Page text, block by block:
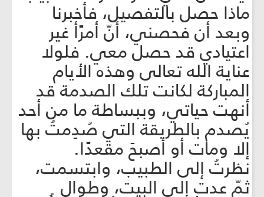
ماذا حصل بالتفصيل، فأخبرنا
وبعد أن فحصني، أنّ أمرًأ غير
اعتيادي قد حصل معي. فلولا
عناية الله تعالى وهذه الأيام
المباركة لكانت تلك الصدمة قد
أنهت حياتي، وببساطة ما من أحد
يُصدم بالطريقة التي صُدِمتُ بها
إلا ومات أو أصبحَ مقعدًا.
نظرتُ إلى الطبيب، وابتسمت،
ثمّ عدت إلى البيت، وطوال